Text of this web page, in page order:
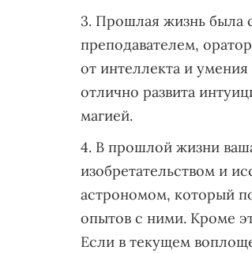
Прошлая жизнь была
преподавателем,
от интеллекта и
отлично развита
магией.
В прошлой жизни
изобретательством и
астрономом, который
опытов с ними. Кроме
Если в текущем